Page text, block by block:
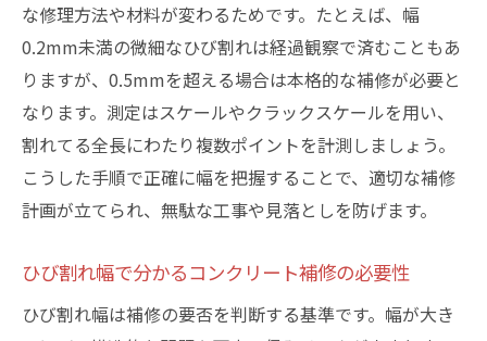
な修理方法や材料が変わるためです。たとえば、幅
0.2mm未満の微細なひび割れは経過観察で済むこともあ
りますが、0.5mmを超える場合は本格的な補修が必要と
なります。測定はスケールやクラックスケールを用い、
割れてる全長にわたり複数ポイントを計測しましょう。
こうした手順で正確に幅を把握することで、適切な補修
計画が立てられ、無駄な工事や見落としを防げます。
ひび割れ幅で分かるコンクリート補修の必要性
ひび割れ幅は補修の要否を判断する基準です。幅が大き